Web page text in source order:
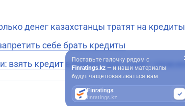
денег казахстанцы тратят на кредиты
себе брать кредиты
взять кредит в Казахстане станет сложнее
Поставьте галочку рядом с
Finratings.kz — и наши материалы
будут чаще показываться вам
Finratings
finratings.kz